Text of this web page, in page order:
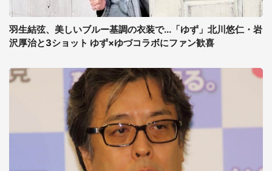
羽生結弦、美しいブルー基調の衣装で...「ゆず」北川悠仁・岩
沢厚治と3ショット ゆず×ゆづコラボにファン歓喜